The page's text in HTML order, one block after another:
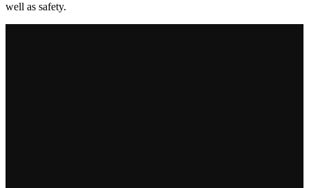
well as safety.